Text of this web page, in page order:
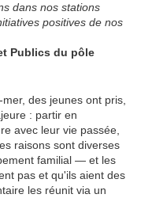
dans nos stations
positives de nos
Publics du pôle
des jeunes ont pris,
: partir en
avec leur vie passée,
raisons sont diverses
familial — et les
pas et qu'ils aient des
les réunit via un